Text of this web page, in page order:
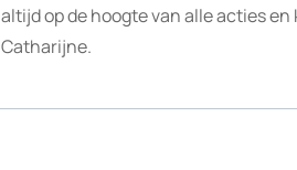
altijd op de hoogte van alle acties
Catharijne.